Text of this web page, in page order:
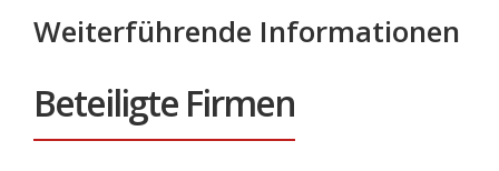
Weiterführende Informationen
Beteiligte Firmen